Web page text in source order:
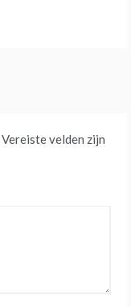
Vereiste velden zijn